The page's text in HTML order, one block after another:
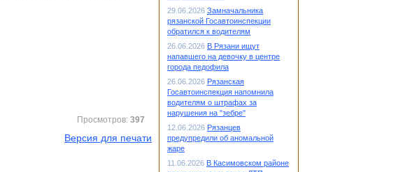
Просмотров: 397
Версия для печати
29.06.2026 Замначальника
рязанской Госавтоинспекции
обратился к водителям
26.06.2026 В Рязани ищут
напавшего на девочку в центре
города педофила
26.06.2026 Рязанская
Госавтоинспекция напомнила
водителям о штрафах за
нарушения на "зебре"
12.06.2026 Рязанцев
предупредили об аномальной
жаре
11.06.2026 В Касимовском районе